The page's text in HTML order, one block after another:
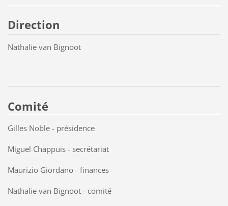
Direction
Nathalie van Bignoot
Comité
Gilles Noble - présidence
Miguel Chappuis - secrétariat
Maurizio Giordano - finances
Nathalie van Bignoot - comité